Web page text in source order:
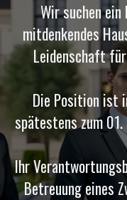
Wir suchen
mitdenkendes
Leidenschaft
Die Position ist
spätestens zum
Ihr
Betreuung eines